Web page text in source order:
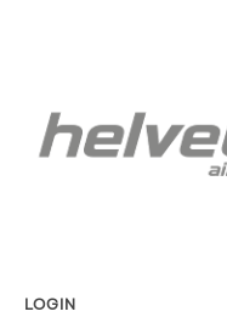
LOGIN